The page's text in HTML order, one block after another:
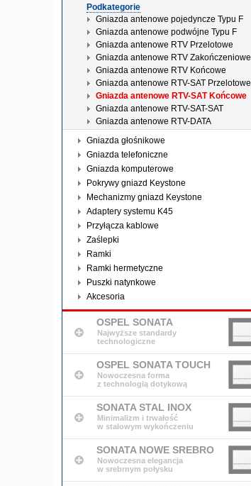
Podkategorie
Gniazda antenowe pojedyncze Typu F
Gniazda antenowe podwójne Typu F
Gniazda antenowe RTV Przelotowe
Gniazda antenowe RTV Zakończeniowe
Gniazda antenowe RTV Końcowe
Gniazda antenowe RTV-SAT Przelotowe
Gniazda antenowe RTV-SAT Końcowe
Gniazda antenowe RTV-SAT-SAT
Gniazda antenowe RTV-DATA
Gniazda głośnikowe
Gniazda telefoniczne
Gniazda komputerowe
Pokrywy gniazd Keystone
Mechanizmy gniazd Keystone
Adaptery systemu K45
Przyłącza kablowe
Zaślepki
Ramki
Ramki hermetyczne
Puszki natynkowe
Akcesoria
OSPEL SONATA
Najwyższe standardy
technologiczne
OSPEL SONATA TOUCH
Nowoczesna forma
z technologią dotykową
SONATA STAL INOX
Minimalizm i trwałość
w stalowym wykończeniu
SONATA NOWE SREBRO
Nowoczesna elegancja
w srebrnym połysku